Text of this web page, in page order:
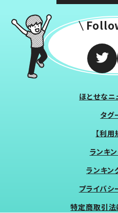
ほとせなニ
タグ
【利用
ランキ
ランキン
プライバシ
特定商取引法